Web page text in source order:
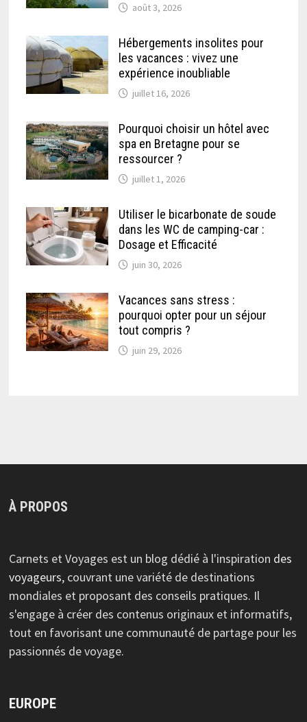
août 3, 2026
Hébergements insolites pour
les vacances : vivez une
expérience inoubliable
juillet 16, 2026
Pourquoi choisir un hôtel avec
spa en Bretagne pour se
ressourcer ?
juillet 1, 2026
Utiliser le bicarbonate de soude
dans les WC de camping-car :
Dosage et Efficacité
juin 30, 2026
Vacances sans stress :
pourquoi opter pour un séjour
tout compris ?
juin 29, 2026
À PROPOS
Carnets et Voyages est un blog dédié à l'inspiration des
voyageurs, couvrant une variété de destinations
mondiales et proposant des conseils pratiques. Il
s'engage à créer des contenus originaux et informatifs,
tout en favorisant une communauté de partage pour les
passionnés de voyage.
EUROPE